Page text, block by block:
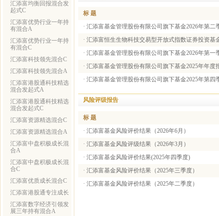
汇添富均衡回报混合发
起式C
汇添富优势行业一年持
有混合A
汇添富优势行业一年持
有混合C
汇添富科技领先混合C
汇添富科技领先混合A
汇添富港股通科技精选
混合发起式A
汇添富港股通科技精选
混合发起式C
汇添富资源精选混合C
汇添富资源精选混合A
汇添富中盘积极成长混
合A
汇添富中盘积极成长混
合C
汇添富优质成长混合C
汇添富港股通专注成长
汇添富数字经济引领发
展三年持有混合A
标 题
· 汇添富基金管理股份有限公司旗下基金2026年第二
· 汇添富恒生生物科技交易型开放式指数证券投资
· 汇添富基金管理股份有限公司旗下基金2026年第一
· 汇添富基金管理股份有限公司旗下基金2025年年度
· 汇添富基金管理股份有限公司旗下基金2025年第四
风险评级报告
标 题
· 汇添富基金风险评价结果（2026年6月）
· 汇添富基金风险评级结果（2026年3月）
· 汇添富基金风险评价结果(2025年四季度)
· 汇添富基金风险评价结果（2025年三季度）
· 汇添富基金风险评价结果（2025年二季度）